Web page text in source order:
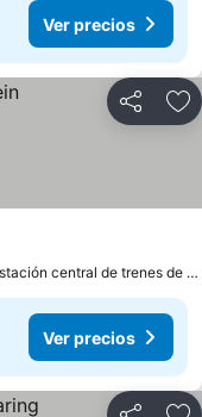
Ver precios
Compartir
a 0.2 km de: Estación central de trenes de Nürnberg
Ver precios